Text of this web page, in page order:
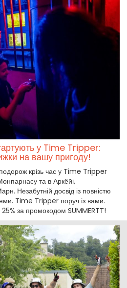
у Time Tripper:
на вашу пригоду!
крізь час у Time Tripper
та в Аркёйі,
Незабутній досвід із повністю
Time Tripper поруч із вами.
за промокодом SUMMERTT!